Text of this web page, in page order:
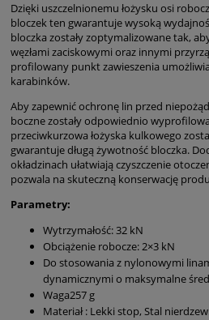
Dzięki uszczelnionemu łożysku osi
bloczek ten gwarantuje wysoką
bloczka zostały zoptymalizowane tak,
węzłami zaciskowymi oraz innymi
profilowany punkt zawieszenia
karabinków.
Aby zapewnić ochronę lin przed
boczne zostały odpowiednio
przeciwkurzowa łożyska kulkowego
gwarantuje długą żywotność bloczka.
okładzinach ułatwiają czyszczenie
pozwala na skuteczną konserwację
Parametry:
Wytrzymałość: 32 kN
Obciążenie robocze: 2×3 kN
Do stosowania z nylonowymi
dynamicznymi o maksymalne
Waga257 g
Materiał : Lekki stop, Stal